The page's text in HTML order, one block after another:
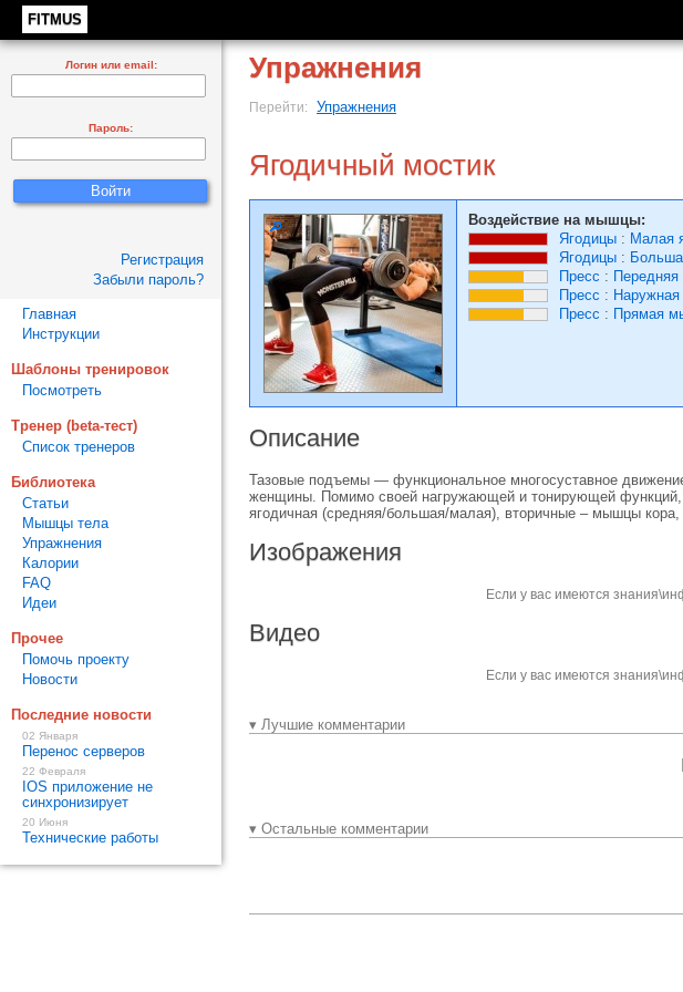
FITMUS
Упражнения
Перейти: Упражнения
Ягодичный мостик
Воздействие на мышцы:
Ягодицы : Малая
Ягодицы :
Пресс : Передняя
Пресс : Наружная
Пресс : Прямая
Описание
Тазовые подъемы — функциональное многосуставное
женщины. Помимо своей нагружающей и тонирующей функций,
ягодичная (средняя/большая/малая), вторичные – мышцы
Изображения
Если у вас имеются
Видео
Если у вас имеются
▾ Лучшие комментарии
▾ Остальные комментарии
Логин или email:
Пароль:
Регистрация
Забыли пароль?
Главная
Инструкции
Шаблоны тренировок
Посмотреть
Тренер (beta-тест)
Список тренеров
Библиотека
Статьи
Мышцы тела
Упражнения
Калории
FAQ
Идеи
Прочее
Помочь проекту
Новости
Последние новости
02 Января
Перенос серверов
22 Февраля
IOS приложение не
синхронизирует
20 Июня
Технические работы